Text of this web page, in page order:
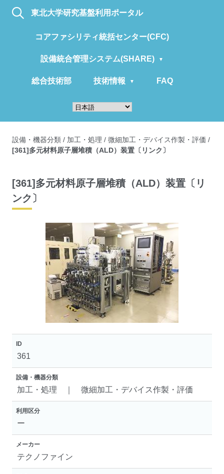
東北大学研究基盤利用ポータル
コアファシリティ統括センター(CFC)
設備統合管理システム(SHARE)
総合技術部 技術情報 FAQ
設備・機器分類 / 加工・処理 / 微細加工・デバイス作製・評価 /
[361]多元材料原子層堆積（ALD）装置〔リンク〕
[361]多元材料原子層堆積（ALD）装置〔リ
ンク〕
ID
361
設備・機器分類
加工・処理 ｜ 微細加工・デバイス作製・評価
利用区分
ー
メーカー
テクノファイン